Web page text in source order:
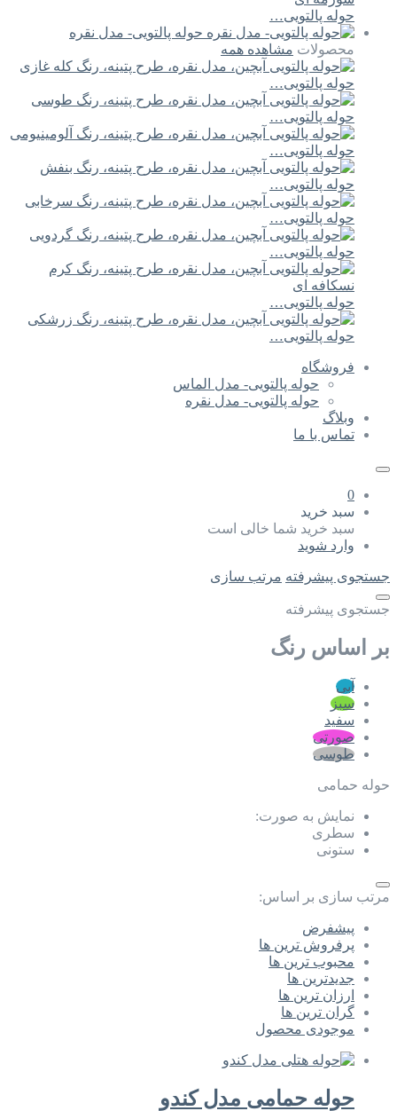
حوله پالتویی…
حوله پالتویی- مدل نقره
محصولات مشاهده همه
حوله پالتویی…
حوله پالتویی…
حوله پالتویی…
حوله پالتویی…
حوله پالتویی…
حوله پالتویی…
حوله پالتویی…
حوله پالتویی…
فروشگاه
حوله پالتویی- مدل الماس
حوله پالتویی- مدل نقره
وبلاگ
تماس با ما
0
سبد خرید
سبد خرید شما خالی است
وارد شوید
جستجوی پیشرفته مرتب سازی
جستجوی پیشرفته
بر اساس رنگ
آبی
سبز
سفید
صورتی
طوسی
حوله حمامی
نمایش به صورت:
سطری
ستونی
مرتب سازی بر اساس:
پیشفرض
پرفروش ترین ها
محبوب ترین ها
جدیدترین ها
ارزان ترین ها
گران ترین ها
موجودی محصول
حوله حمامی مدل کندو